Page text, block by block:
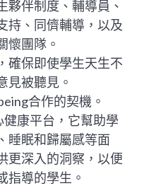
夥伴制度、輔導員、
持、同儕輔導，以及
懷團隊。
確保即使學生天生不
見被聽見。
合作的契機。
康平台，它幫助學
睡眠和歸屬感等面
更深入的洞察，以便
指導的學生。